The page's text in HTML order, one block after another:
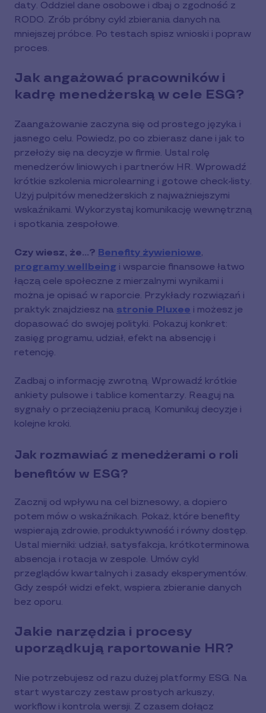
daty. Oddziel dane osobowe i dbaj o zgodność z
RODO. Zrób próbny cykl zbierania danych na
mniejszej próbce. Po testach spisz wnioski i popraw
proces.
Jak angażować pracowników i
kadrę menedżerską w cele ESG?
Zaangażowanie zaczyna się od prostego języka i
jasnego celu. Powiedz, po co zbierasz dane i jak to
przełoży się na decyzje w firmie. Ustal rolę
menedżerów liniowych i partnerów HR. Wprowadź
krótkie szkolenia microlearning i gotowe check-listy.
Użyj pulpitów menedżerskich z najważniejszymi
wskaźnikami. Wykorzystaj komunikację wewnętrzną
i spotkania zespołowe.
Czy wiesz, że...? Benefity żywieniowe,
programy wellbeing i wsparcie finansowe łatwo
łączą cele społeczne z mierzalnymi wynikami i
można je opisać w raporcie. Przykłady rozwiązań i
praktyk znajdziesz na stronie Pluxee i możesz je
dopasować do swojej polityki. Pokazuj konkret:
zasięg programu, udział, efekt na absencję i
retencję.
Zadbaj o informację zwrotną. Wprowadź krótkie
ankiety pulsowe i tablice komentarzy. Reaguj na
sygnały o przeciążeniu pracą. Komunikuj decyzje i
kolejne kroki.
Jak rozmawiać z menedżerami o roli
benefitów w ESG?
Zacznij od wpływu na cel biznesowy, a dopiero
potem mów o wskaźnikach. Pokaż, które benefity
wspierają zdrowie, produktywność i równy dostęp.
Ustal mierniki: udział, satysfakcja, krótkoterminowa
absencja i rotacja w zespole. Umów cykl
przeglądów kwartalnych i zasady eksperymentów.
Gdy zespół widzi efekt, wspiera zbieranie danych
bez oporu.
Jakie narzędzia i procesy
uporządkują raportowanie HR?
Nie potrzebujesz od razu dużej platformy ESG. Na
start wystarczy zestaw prostych arkuszy,
workflow i kontrola wersji. Z czasem dołącz